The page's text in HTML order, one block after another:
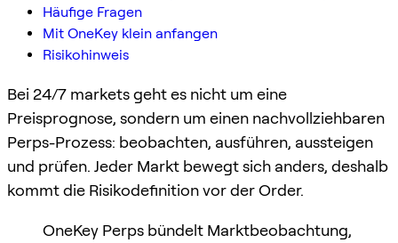
Häufige Fragen
Mit OneKey klein anfangen
Risikohinweis
Bei 24/7 markets geht es nicht um eine
Preisprognose, sondern um einen nachvollziehbaren
Perps-Prozess: beobachten, ausführen, aussteigen
und prüfen. Jeder Markt bewegt sich anders, deshalb
kommt die Risikodefinition vor der Order.
OneKey Perps bündelt Marktbeobachtung,